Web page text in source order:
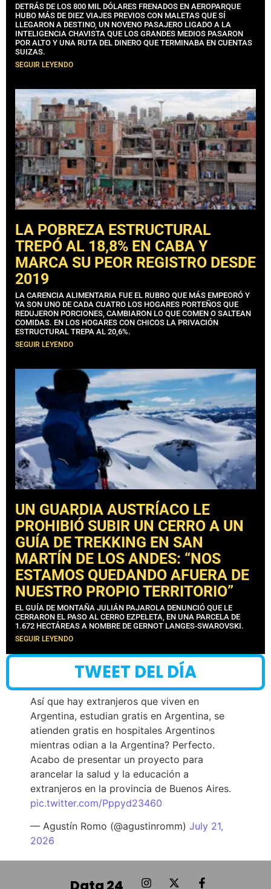
DETRÁS DE LOS 800 MIL DÓLARES FRENADOS EN AEROPARQUE
HUBO MÁS DE DIEZ VIAJES PREVIOS CON MALETAS QUE SÍ
LLEGARON A DESTINO, UN NOVENO PASAJERO LIGADO A LA
INTELIGENCIA CHAVISTA QUE LOS GRANDES MEDIOS PASARON
POR ALTO Y UNA RUTA DEL DINERO QUE TERMINABA EN CUENTAS
SUIZAS.
SEGUIR LEYENDO
LA POBREZA ESTRUCTURAL
TREPÓ AL 18,8% EN CABA Y
MARCA SU PEOR REGISTRO DESDE
2019
LA CARENCIA ALIMENTARIA FUE EL RUBRO QUE MÁS EMPEORÓ Y
YA SON UNO DE CADA CUATRO LOS HOGARES PORTEÑOS QUE
REDUJERON PORCIONES, CAMBIARON LO QUE COMEN O SALTEAN
COMIDAS. EN LOS HOGARES CON CHICOS LA PRIVACIÓN
ESTRUCTURAL TREPA AL 20,6%.
SEGUIR LEYENDO
UN GUARDIA AUSTRÍACO LE
PROHIBIÓ SUBIR UN CERRO A UN
GUÍA DE TREKKING EN SAN
MARTÍN DE LOS ANDES: “NOS
ESTAMOS QUEDANDO AFUERA DE
NUESTRO PROPIO TERRITORIO”
EL GUÍA DE MONTAÑA JULIÁN PAJAROLA DENUNCIÓ QUE LE
CERRARON EL PASO AL CERRO EZPELETA, EN UNA PARCELA DE
1.672 HECTÁREAS A NOMBRE DE GERNOT LANGES-SWAROVSKI.
SEGUIR LEYENDO
TWEET DEL DÍA
Así que hay extranjeros que viven en
Argentina, estudian gratis en Argentina, se
atienden gratis en hospitales Argentinos
mientras odian a la Argentina? Perfecto.
Acabo de presentar un proyecto para
arancelar la salud y la educación a
extranjeros en la provincia de Buenos Aires.
pic.twitter.com/Pppyd23460
— Agustín Romo (@agustinromm) July 21,
2026